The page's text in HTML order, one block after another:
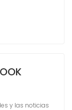
y las noticias